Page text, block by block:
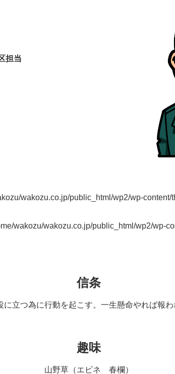
担当
wakozu.co.jp/public_html/wp2/wp-
wakozu/wakozu.co.jp/public_html/wp2/wp-
信条
に立つ為に行動を起こす。一生懸命やれば報わ
趣味
山野草（エビネ 春欄）